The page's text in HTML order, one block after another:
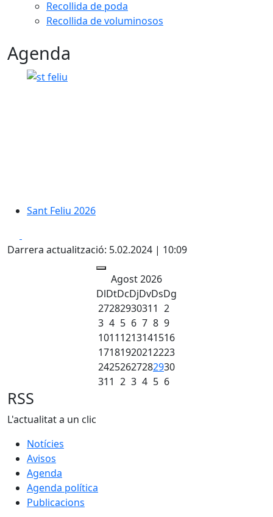
Recollida de poda
Recollida de voluminosos
Agenda
Sant Feliu 2026
Darrera actualització: 5.02.2024 | 10:09
Agost 2026
DlDtDcDjDvDsDg
27282930311 2
3 4 5 6 7 8 9
10111213141516
17181920212223
24252627282930
311 2 3 4 5 6
RSS
L'actualitat a un clic
Notícies
Avisos
Agenda
Agenda política
Publicacions